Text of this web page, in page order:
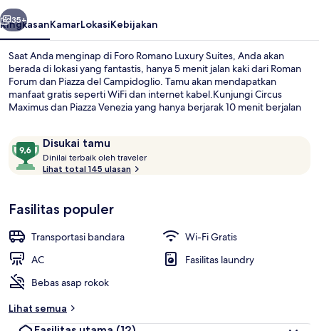
Berikutnya
35+
RingkasanKamarLokasiKebijakan
Saat Anda menginap di Foro Romano Luxury Suites, Anda akan
berada di lokasi yang fantastis, hanya 5 menit jalan kaki dari Roman
Forum dan Piazza del Campidoglio. Tamu akan mendapatkan
manfaat gratis seperti WiFi dan internet kabel.Kunjungi Circus
Maximus dan Piazza Venezia yang hanya berjarak 10 menit berjalan
Venezia berjarak 9 menit dan Stasiun Trem Arenula-Cairoli berjarak
10 menit.
Ulasan Disukai tamu
9,6
dari
10,
tamu
Dinilai terbaik oleh traveler
i
Lihat total 145 ulasan
Fasilitas populer
Transportasi bandara
Wi-Fi Gratis
AC
Fasilitas laundry
Bebas asap rokok
Lihat semua